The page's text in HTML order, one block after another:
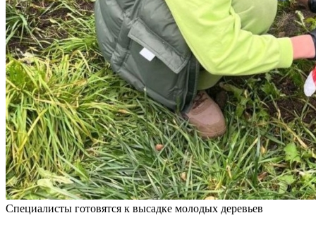
Специалисты готовятся к высадке молодых деревьев